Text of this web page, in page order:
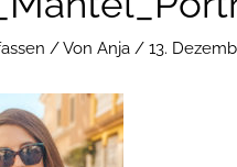
/ Von Anja / 13.